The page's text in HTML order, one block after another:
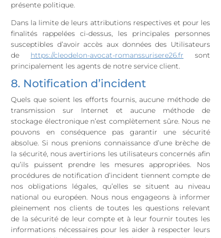
présente politique.
Dans la limite de leurs attributions respectives et pour les
finalités rappelées ci-dessus, les principales personnes
susceptibles d’avoir accès aux données des Utilisateurs
de
https://cleodelon-avocat-romanssurisere26.fr
sont
principalement les agents de notre service client.
8. Notification d’incident
Quels que soient les efforts fournis, aucune méthode de
transmission sur Internet et aucune méthode de
stockage électronique n’est complètement sûre. Nous ne
pouvons en conséquence pas garantir une sécurité
absolue. Si nous prenions connaissance d’une brèche de
la sécurité, nous avertirions les utilisateurs concernés afin
qu’ils puissent prendre les mesures appropriées. Nos
procédures de notification d’incident tiennent compte de
nos obligations légales, qu’elles se situent au niveau
national ou européen. Nous nous engageons à informer
pleinement nos clients de toutes les questions relevant
de la sécurité de leur compte et à leur fournir toutes les
informations nécessaires pour les aider à respecter leurs